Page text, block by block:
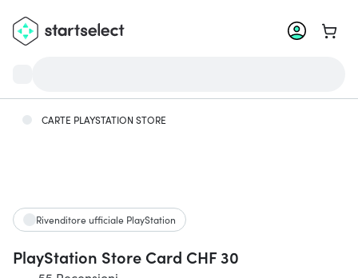
Vai
CARTE PLAYSTATION STORE
Rivenditore ufficiale PlayStation
PlayStation Store Card CHF 30